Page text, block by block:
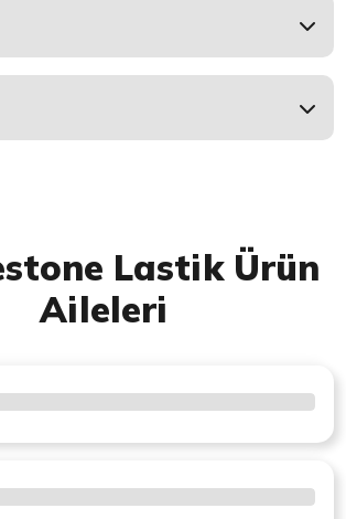
Lastik Ürün
Aileleri